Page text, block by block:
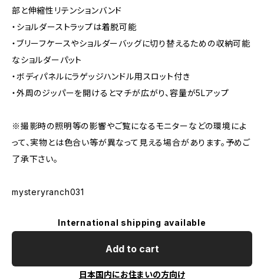
部と伸縮性リテンションバンド
・ショルダーストラップは着脱可能
・ブリーフケースやショルダーバッグに切り替えるための収納可能
なショルダーパット
・ボディパネルにラゲッジハンドル用スロット付き
・外周のジッパーを開けるとマチが広がり、容量が5Lアップ
※撮影時の照明等の影響やご覧になるモニターなどの環境によ
って、実物とは色合い等が異なって見える場合があります。予めご
了承下さい。
mysteryranch031
International shipping available
Add to cart
日本国内にお住まいの方向け